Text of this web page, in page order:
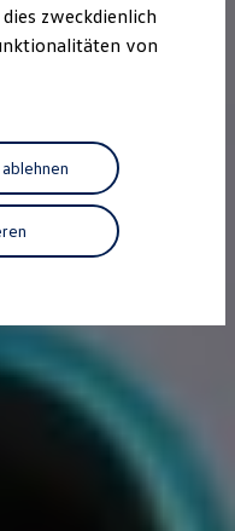
2023
zweckdienlich
von